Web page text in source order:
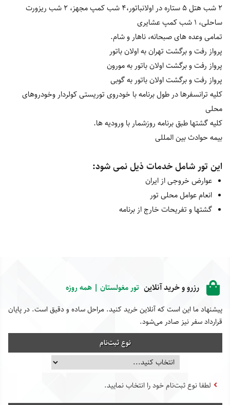
2 شب هتل 5 ستاره در اولانباتور،4 شب کمپ مجهز،
2 شب ریزورت
ساحلی، 1 شب کمپ عشایری
تمامی وعده های صبحانه، ناهار و شام.
پرواز رفت و برگشت تهران به اولان باتور
پرواز رفت و برگشت اولان باتور به مورون
پرواز رفت و برگشت اولان باتور به گوبی
کلیه ترانسفرها در طول برنامه با خودروی توریستی کولردار وخودروهای
محلی
کلیه گشتها طبق برنامه روزشمار با ورودیه ها.
بیمه حوادث بین المللی
این تور شامل خدمات ذیل نمی شود:
عوارض خروجی از ایران
انعام عوامل محلی تور
گشت‎ها و تفریحات خارج از برنامه
رزرو و خرید آنلاین تور مغولستان | همه روزه
پیشنهاد ما این است که آنلاین خرید کنید. مراحل ساده و دقیق است. در پایان
قرارداد سفر نیز صادر می‌شود.
نوع ثبت‌نام
لطفا نوع ثبت‌نام خود را انتخاب نمایید.